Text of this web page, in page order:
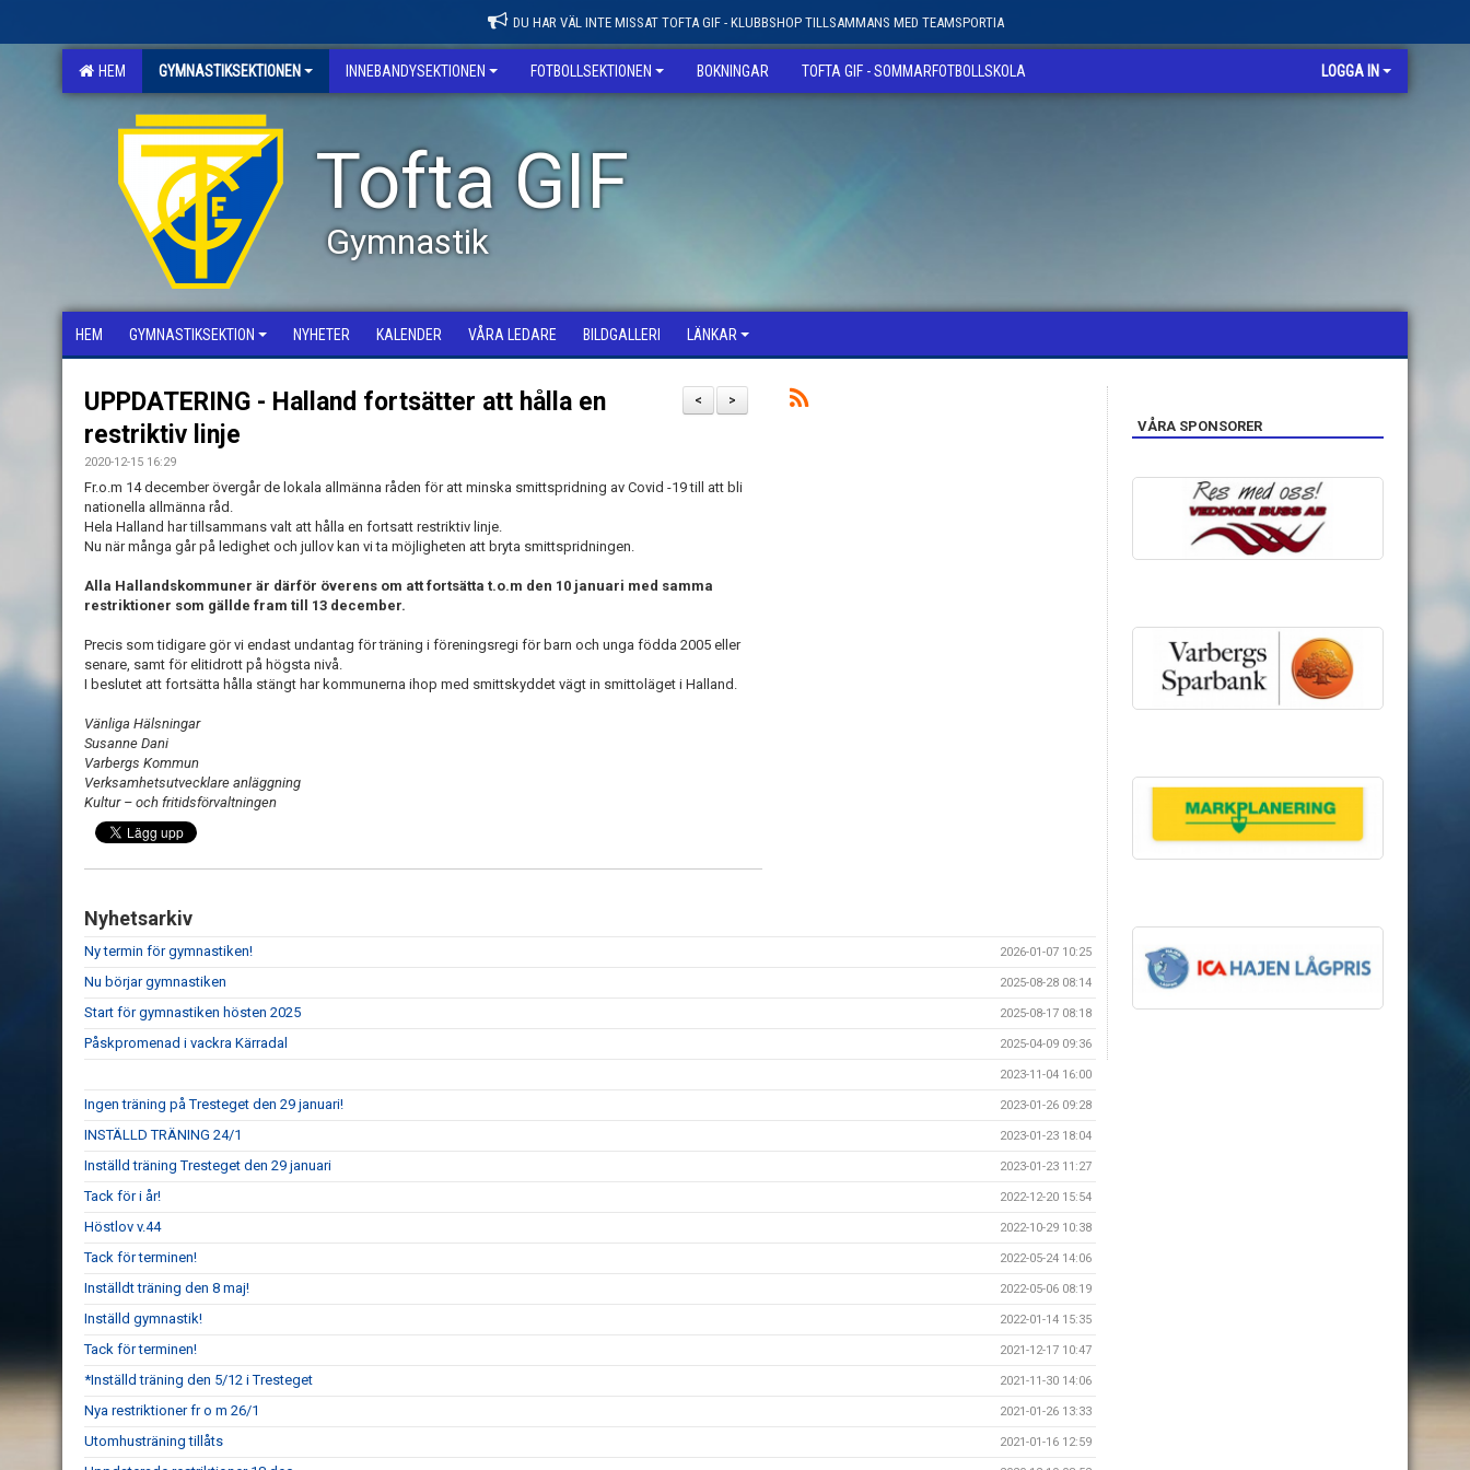
DU HAR VÄL INTE MISSAT TOFTA GIF - KLUBBSHOP TILLSAMMANS MED TEAMSPORTIA
HEM GYMNASTIKSEKTIONEN INNEBANDYSEKTIONEN FOTBOLLSEKTIONEN BOKNINGAR TOFTA GIF - SOMMARFOTBOLLSKOLA LOGGA IN
Tofta GIF
Gymnastik
HEM GYMNASTIKSEKTION NYHETER KALENDER VÅRA LEDARE BILDGALLERI LÄNKAR
>
<
UPPDATERING - Halland fortsätter att hålla en
restriktiv linje
2020-12-15 16:29
Fr.o.m 14 december övergår de lokala allmänna råden för att minska smittspridning av Covid -19 till att bli
nationella allmänna råd.
Hela Halland har tillsammans valt att hålla en fortsatt restriktiv linje.
Nu när många går på ledighet och jullov kan vi ta möjligheten att bryta smittspridningen.
Alla Hallandskommuner är därför överens om att fortsätta t.o.m den 10 januari med samma
restriktioner som gällde fram till 13 december.
Precis som tidigare gör vi endast undantag för träning i föreningsregi för barn och unga födda 2005 eller
senare, samt för elitidrott på högsta nivå.
I beslutet att fortsätta hålla stängt har kommunerna ihop med smittskyddet vägt in smittoläget i Halland.
Vänliga Hälsningar
Susanne Dani
Varbergs Kommun
Verksamhetsutvecklare anläggning
Kultur – och fritidsförvaltningen
Nyhetsarkiv
Ny termin för gymnastiken! 2026-01-07 10:25
Nu börjar gymnastiken 2025-08-28 08:14
Start för gymnastiken hösten 2025 2025-08-17 08:18
Påskpromenad i vackra Kärradal 2025-04-09 09:36
2023-11-04 16:00
Ingen träning på Tresteget den 29 januari! 2023-01-26 09:28
INSTÄLLD TRÄNING 24/1 2023-01-23 18:04
Inställd träning Tresteget den 29 januari 2023-01-23 11:27
Tack för i år! 2022-12-20 15:54
Höstlov v.44 2022-10-29 10:38
Tack för terminen! 2022-05-24 14:06
Inställdt träning den 8 maj! 2022-05-06 08:19
Inställd gymnastik! 2022-01-14 15:35
Tack för terminen! 2021-12-17 10:47
*Inställd träning den 5/12 i Tresteget 2021-11-30 14:06
Nya restriktioner fr o m 26/1 2021-01-26 13:33
Utomhusträning tillåts 2021-01-16 12:59
VÅRA SPONSORER